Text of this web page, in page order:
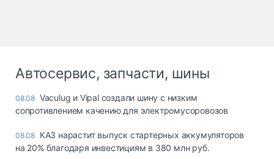
Автосервис, запчасти, шины
08.08 Vaculug и Vipal создали шину с низким
сопротивлением качению для электромусоровозов
08.08 КАЗ нарастит выпуск стартерных аккумуляторов
на 20% благодаря инвестициям в 380 млн руб.